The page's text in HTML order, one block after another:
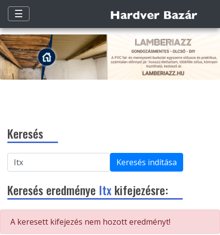
☰
Keresés
Keresés indítása
Keresés eredménye Itxkifejezésre:
A keresett kifejezés nem hozott eredményt!